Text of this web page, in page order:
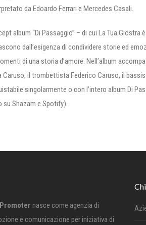
da Edoardo Ferrari e Mercedes Casali.
album “Di Passaggio” – di cui La Tua
dall’esigenza di condividere storie ed
di una storia d’amore. Nell’album
Caruso, il trombettista Federico Caruso, il
singolarmente o con l’intero album Di
su Shazam e Spotify).
Promoter nasce come agenzia di
e comunicazione per iniziativa di